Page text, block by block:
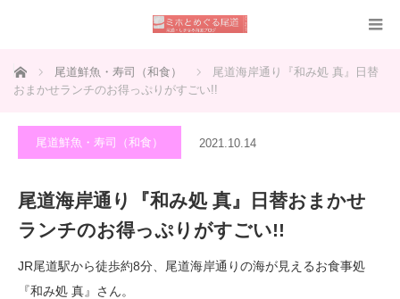
ホーム 尾道鮮魚・寿司（和食）
尾道海岸通り『和み処 真』日替
おまかせランチのお得っぷりがすごい!!
尾道鮮魚・寿司（和食） 2021.10.14
尾道海岸通り『和み処 真』日替おまかせ
ランチのお得っぷりがすごい!!
JR尾道駅から徒歩約8分、尾道海岸通りの海が見えるお食事処
『和み処 真』さん。